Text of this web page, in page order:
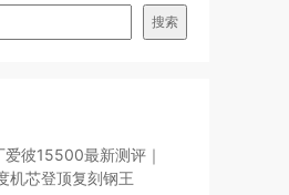
搜索
彼15500最新测评｜
机芯登顶复刻钢王